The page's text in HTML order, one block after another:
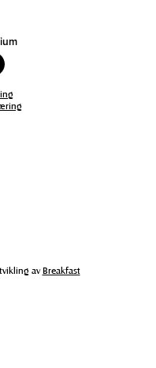
avBreakfast